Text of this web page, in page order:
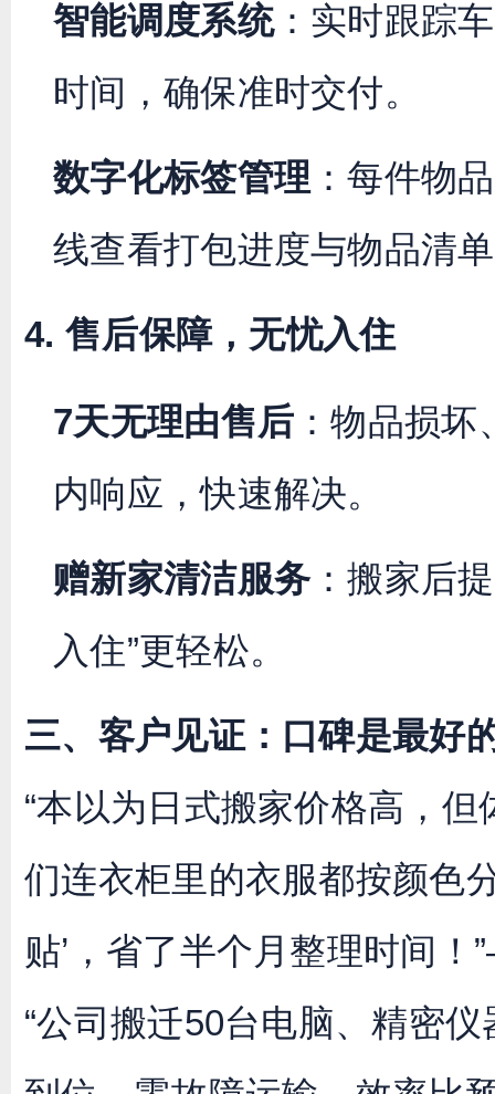
智能调度系统：实时跟踪
时间，确保准时交付。
数字化标签管理 ：每件物
线查看打包进度与物品清
4. 售后保障，无忧入住
7天无理由售后 ：物品损
内响应，快速解决。
赠新家清洁服务：搬家后
入住”更轻松。
三、客户见证：口碑是最好
“本以为日式搬家价格高，
们连衣柜里的衣服都按颜色
贴’，省了半个月整理时间
“公司搬迁50台电脑、精密